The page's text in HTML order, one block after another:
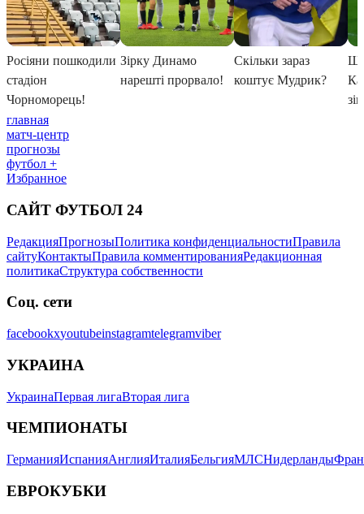
главная
матч-центр
прогнозы
футбол +
Избранное
САЙТ ФУТБОЛ 24
РедакцияПрогнозыПолитика конфиденциальностиПравила
сайтуКонтактыПравила комментированияРедакционная
политикаСтруктура собственности
Соц. сети
facebookxyoutubeinstagramtelegramviber
УКРАИНА
УкраинаПервая лигаВторая лига
ЧЕМПИОНАТЫ
ГерманияИспанияАнглияИталияБельгияМЛСНидерланды
ЕВРОКУБКИ